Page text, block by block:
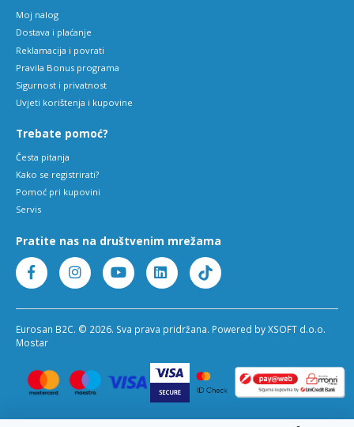
Moj nalog
Dostava i plaćanje
Reklamacija i povrati
Pravila Bonus programa
Sigurnost i privatnost
Uvjeti korištenja i kupovine
Trebate pomoć?
Česta pitanja
Kako se registrirati?
Pomoć pri kupovini
Servis
Pratite nas na društvenim mrežama
Eurosan B2C. © 2026. Sva prava pridržana. Powered by XSOFT d.o.o.
Mostar